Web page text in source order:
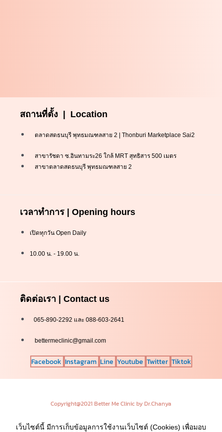
สถานที่ตั้ง | Location
ตลาดสดธนบุรี พุทธมณฑลสาย 2 | Thonburi Marketplace Sai2
สาขารัชดา ซ.อินทามระ26 ใกล้ MRT สุทธิสาร 500 เมตร
สาขาตลาดสดธนบุรี พุทธมณฑลสาย 2
เวลาทำการ | Opening hours
เปิดทุกวัน Open Daily
10.00 น. - 19.00 น.
ติดต่อเรา | Contact us
065-890-2292 และ 088-603-2641
bettermeclinic@gmail.com
Facebook Instagram Line Youtube Twitter Tiktok
Copyright@2021 Better Me Clinic by Dr.Chanya
เว็บไซต์นี้ มีการเก็บข้อมูลการใช้งานเว็บไซต์ (Cookies) เพื่อมอบ